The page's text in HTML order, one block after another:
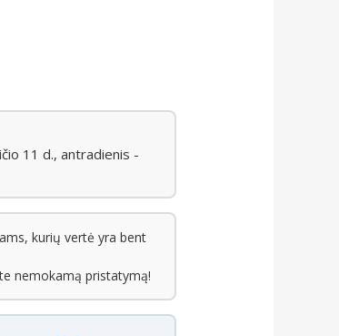
11 d., antradienis -
kurių vertė yra bent
nemokamą pristatymą!